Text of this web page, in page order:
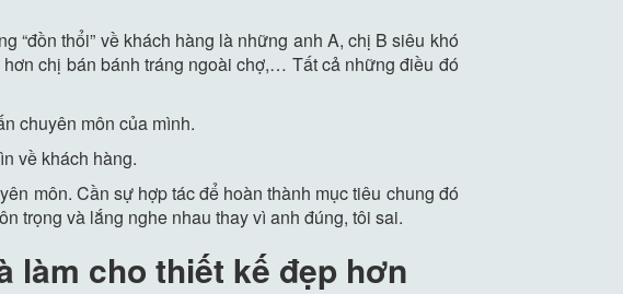
“đồn thổi” về khách hàng là những anh A, chị B siêu khó
chị bán bánh tráng ngoài chợ,… Tất cả những điều đó
chuyên môn của mình.
về khách hàng.
môn. Cần sự hợp tác để hoàn thành mục tiêu chung đó
trọng và lắng nghe nhau thay vì anh đúng, tôi sai.
làm cho thiết kế đẹp hơn